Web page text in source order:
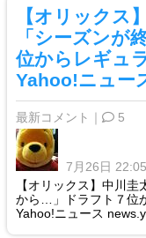
【オリックス
「シーズンが
位からレギュ
Yahoo!ニュー
最新コメント｜ 5
7月26日 22:05
【オリックス】中川
から…」ドラフト７位
Yahoo!ニュース